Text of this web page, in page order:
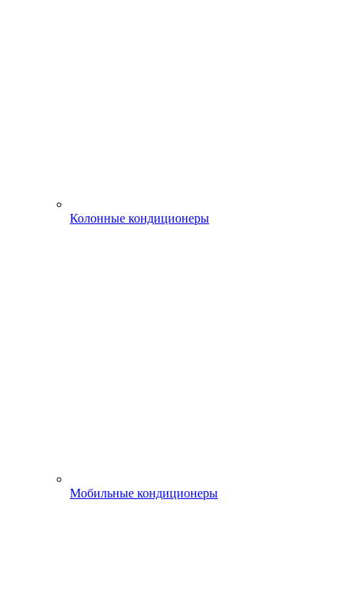
Колонные кондиционеры
Мобильные кондиционеры